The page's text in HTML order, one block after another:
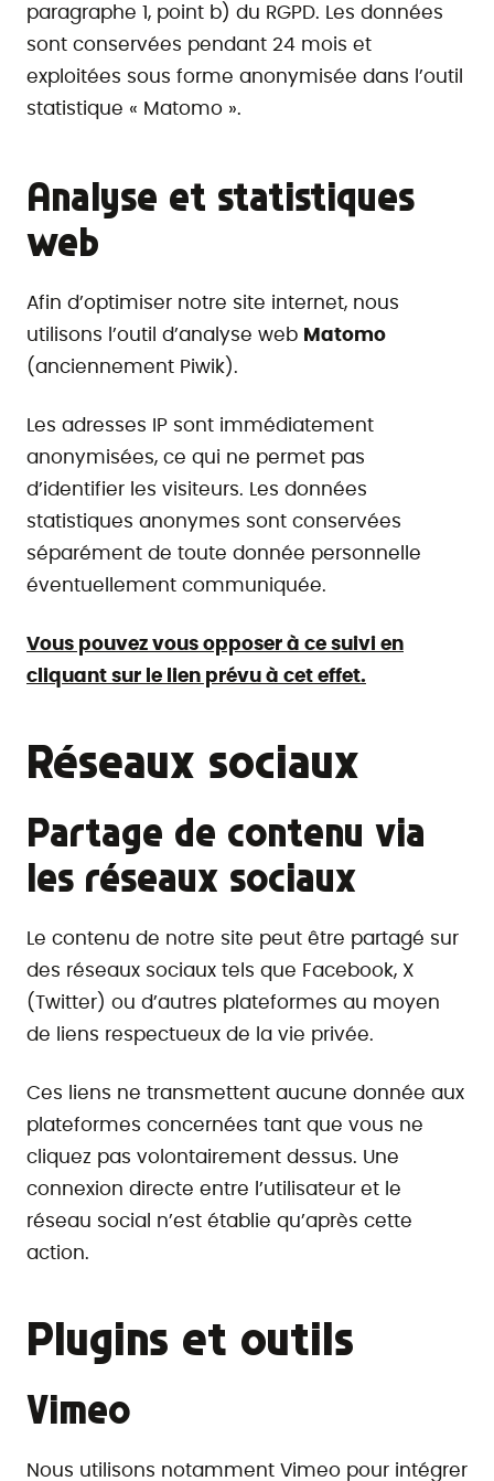
paragraphe 1, point b) du RGPD. Les données
sont conservées pendant 24 mois et
exploitées sous forme anonymisée dans l’outil
statistique « Matomo ».
Analyse et statistiques
web
Afin d’optimiser notre site internet, nous
utilisons l’outil d’analyse web Matomo
(anciennement Piwik).
Les adresses IP sont immédiatement
anonymisées, ce qui ne permet pas
d’identifier les visiteurs. Les données
statistiques anonymes sont conservées
séparément de toute donnée personnelle
éventuellement communiquée.
Vous pouvez vous opposer à ce suivi en
cliquant sur le lien prévu à cet effet.
Réseaux sociaux
Partage de contenu via
les réseaux sociaux
Le contenu de notre site peut être partagé sur
des réseaux sociaux tels que Facebook, X
(Twitter) ou d’autres plateformes au moyen
de liens respectueux de la vie privée.
Ces liens ne transmettent aucune donnée aux
plateformes concernées tant que vous ne
cliquez pas volontairement dessus. Une
connexion directe entre l’utilisateur et le
réseau social n’est établie qu’après cette
action.
Plugins et outils
Vimeo
Nous utilisons notamment Vimeo pour intégrer